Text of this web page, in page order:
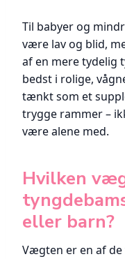
Til babyer og
være lav og blid,
af en mere tydelig
bedst i rolige,
tænkt som et
trygge rammer –
være alene med.
Hvilken
eller barn?
Vægten er en af